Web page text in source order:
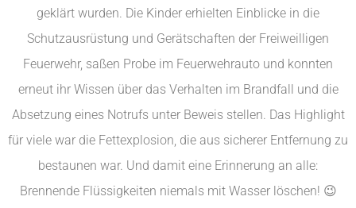
geklärt wurden. Die Kinder erhielten Einblicke in die
Schutzausrüstung und Gerätschaften der Freiweilligen
Feuerwehr, saßen Probe im Feuerwehrauto und konnten
erneut ihr Wissen über das Verhalten im Brandfall und die
Absetzung eines Notrufs unter Beweis stellen. Das Highlight
für viele war die Fettexplosion, die aus sicherer Entfernung zu
bestaunen war. Und damit eine Erinnerung an alle:
Brennende Flüssigkeiten niemals mit Wasser löschen! 😉